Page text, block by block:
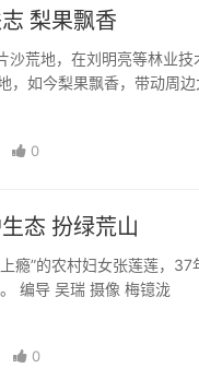
梨果飘香
沙荒地，在刘明亮等林业
，如今梨果飘香，带动周
0
态 扮绿荒山
瘾”的农村妇女张莲莲，37
编导 吴瑞 摄像 梅镱泷
0